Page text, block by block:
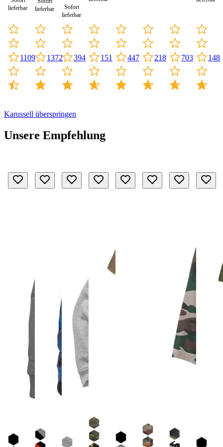
lieferbar
1109
lieferbar
1372
Sofort
lieferbar
394 151 447 218 703 148
Karussell überspringen
Unsere Empfehlung